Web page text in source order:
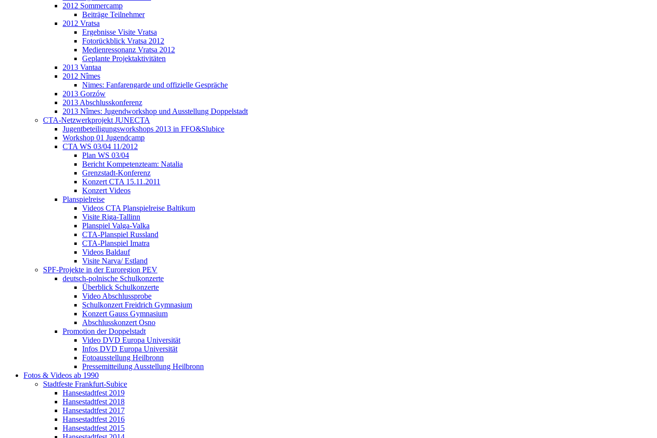
2012 Sommercamp
Beiträge Teilnehmer
2012 Vratsa
Ergebnisse Visite Vratsa
Fotorückblick Vratsa 2012
Medienressonanz Vratsa 2012
Geplante Projektaktivitäten
2013 Vantaa
2012 Nîmes
Nimes: Fanfarengarde und offizielle Gespräche
2013 Gorzów
2013 Abschlusskonferenz
2013 Nîmes: Jugendworkshop und Ausstellung Doppelstadt
CTA-Netzwerkprojekt JUNECTA
Jugentbeteiligungsworkshops 2013 in FFO&Slubice
Workshop 01 Jugendcamp
CTA WS 03/04 11/2012
Plan WS 03/04
Bericht Kompetenzteam: Natalia
Grenzstadt-Konferenz
Konzert CTA 15.11.2011
Konzert Videos
Planspielreise
Videos CTA Planspielreise Baltikum
Visite Riga-Tallinn
Planspiel Valga-Valka
CTA-Planspiel Russland
CTA-Planspiel Imatra
Videos Baldauf
Visite Narva/ Estland
SPF-Projekte in der Euroregion PEV
deutsch-polnische Schulkonzerte
Überblick Schulkonzerte
Video Abschlussprobe
Schulkonzert Freidrich Gymnasium
Konzert Gauss Gymnasium
Abschlusskonzert Osno
Promotion der Doppelstadt
Video DVD Europa Universität
Infos DVD Europa Universität
Fotoausstellung Heilbronn
Pressemitteilung Ausstellung Heilbronn
Fotos & Videos ab 1990
Stadtfeste Frankfurt-Subice
Hansestadtfest 2019
Hansestadtfest 2018
Hansestadtfest 2017
Hansestadtfest 2016
Hansestadtfest 2015